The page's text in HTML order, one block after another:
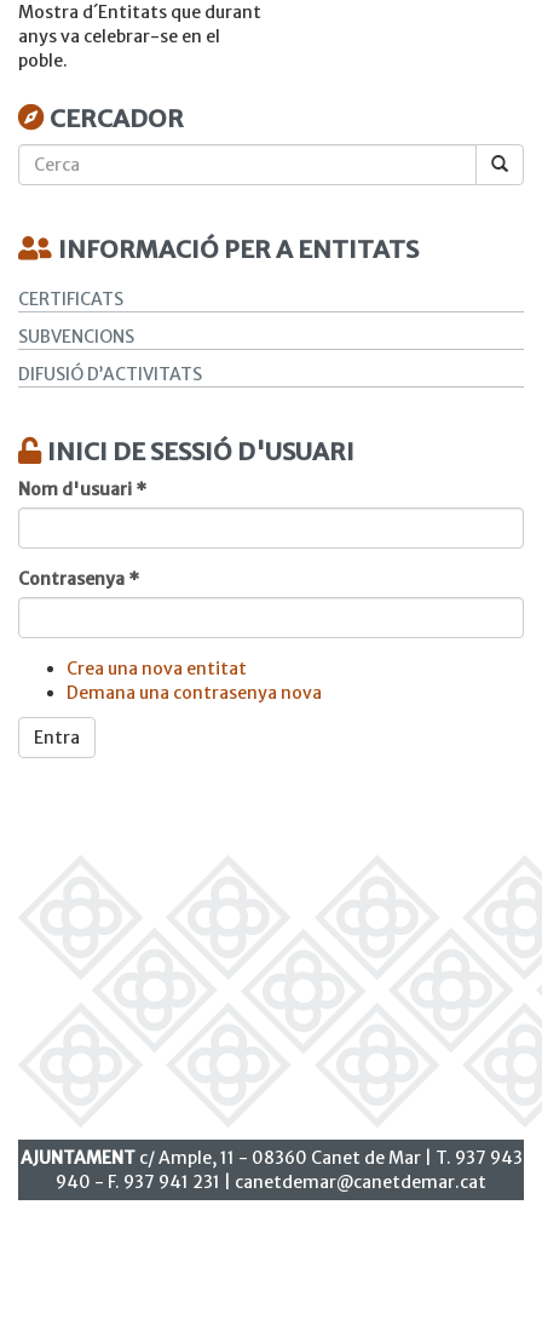
Mostra d´Entitats que durant
anys va celebrar-se en el
poble.
CERCADOR
INFORMACIÓ PER A ENTITATS
CERTIFICATS
SUBVENCIONS
DIFUSIÓ D’ACTIVITATS
INICI DE SESSIÓ D'USUARI
Nom d'usuari *
Contrasenya *
Crea una nova entitat
Demana una contrasenya nova
Entra
AJUNTAMENTc/ Ample, 11 - 08360 Canet de Mar | T. 937 943
940 - F. 937 941 231 | canetdemar@canetdemar.cat